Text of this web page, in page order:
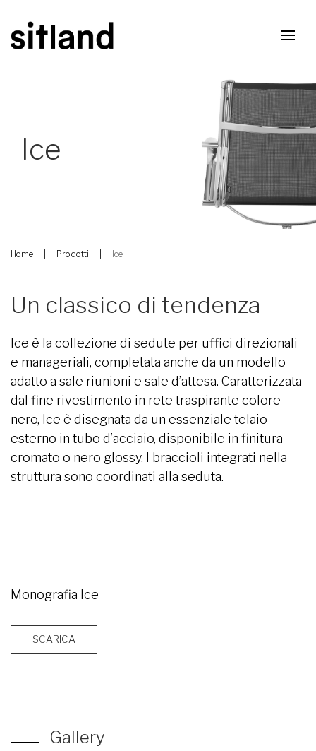
Ice
Home Prodotti Ice
Un classico di tendenza
Ice è la collezione di sedute per uffici direzionali
e manageriali, completata anche da un modello
adatto a sale riunioni e sale d’attesa. Caratterizzata
dal fine rivestimento in rete traspirante colore
nero, Ice è disegnata da un essenziale telaio
esterno in tubo d’acciaio, disponibile in finitura
cromato o nero glossy. I braccioli integrati nella
struttura sono coordinati alla seduta.
Monografia Ice
SCARICA
Gallery